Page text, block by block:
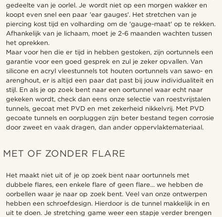
gedeelte van je oorlel. Je wordt niet op een morgen wakker en
koopt even snel een paar 'ear gauges'. Het stretchen van je
piercing kost tijd en volharding om de 'gauge-maat' op te rekken.
Afhankelijk van je lichaam, moet je 2-6 maanden wachten tussen
het oprekken.
Maar voor hen die er tijd in hebben gestoken, zijn oortunnels een
garantie voor een goed gesprek en zul je zeker opvallen. Van
silicone en acryl vleestunnels tot houten oortunnels van sawo- en
arenghout, er is altijd een paar dat past bij jouw individualiteit en
stijl. En als je op zoek bent naar een oortunnel waar echt naar
gekeken wordt, check dan eens onze selectie van roestvrijstalen
tunnels, gecoat met PVD en met zekerheid nikkelvrij. Met PVD
gecoate tunnels en oorpluggen zijn beter bestand tegen corrosie
door zweet en vaak dragen, dan ander oppervlaktemateriaal.
MET OF ZONDER FLARE
Het maakt niet uit of je op zoek bent naar oortunnels met
dubbele flares, een enkele flare of geen flare… we hebben de
oorbellen waar je naar op zoek bent. Veel van onze ontwerpen
hebben een schroefdesign. Hierdoor is de tunnel makkelijk in en
uit te doen. Je stretching game weer een stapje verder brengen